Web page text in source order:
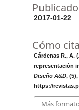
Publicado
2017-01-22
Cómo
Cárdenas R., A.
representación
Diseño A&D,
https://
Más